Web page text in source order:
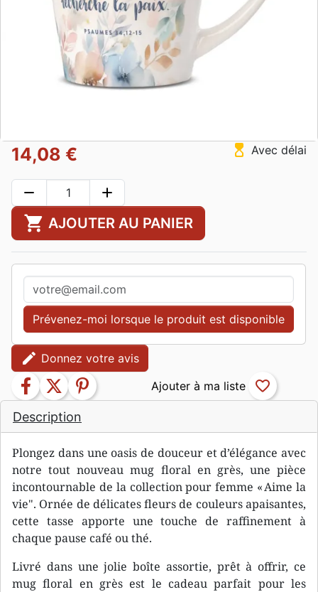
Description
Plongez dans une oasis de douceur et d’élégance avec
notre tout nouveau mug floral en grès, une pièce
incontournable de la collection pour femme « Aime la
vie". Ornée de délicates fleurs de couleurs apaisantes,
cette tasse apporte une touche de raffinement à
chaque pause café ou thé.
Livré dans une jolie boîte assortie, prêt à offrir, ce
mug floral en grès est le cadeau parfait pour les
14,08 € hourglass_top Avec délai
remove add
shopping_cart AJOUTER AU PANIER
Prévenez-moi lorsque le produit est disponible
edit Donnez votre avis
facebook twitter pinterest favorite_border